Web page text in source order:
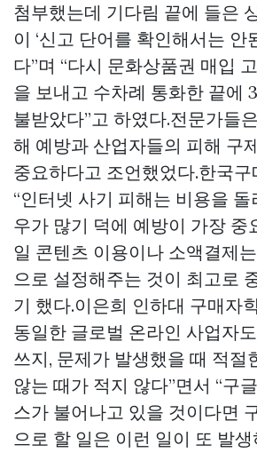
첨부했는데 기다림 끝에 들은
이 ‘신고 단어를 확인해서는 안
다”며 “다시 문화상품권 매입
을 보내고 수차례 통화한 끝에
불받았다”고 하였다.전문가들
해 예방과 산업자들의 피해 구
중요하다고 조언했었다.한국
“인터넷 사기 피해는 비용을
우가 많기 덕에 예방이 가장 중
일 콘텐츠 이용이나 소액결제
으로 설정해주는 것이 최고로
기 했다.이은희 인하대 구매자
동일한 글로벌 온라인 사업자
쓰지, 문제가 발생했을 때 적절
않는 때가 적지 않다”면서 “구
스가 불어나고 있을 것이다면
으로 할 일은 이런 일이 또 발